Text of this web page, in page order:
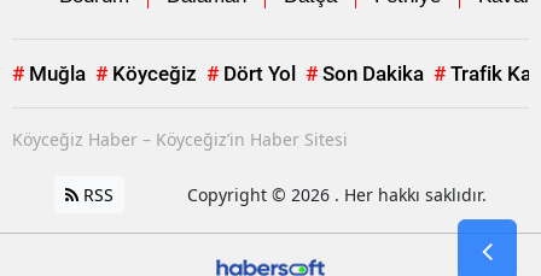
# Muğla # Köyceğiz # Dört Yol # Son Dakika # Trafik
Köyceğiz Haber – Köyceğiz’in Haber Sitesi
RSS Copyright © 2026 . Her hakkı saklıdır.